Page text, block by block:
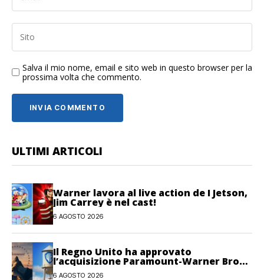
Salva il mio nome, email e sito web in questo browser per la
prossima volta che commento.
ULTIMI ARTICOLI
Warner lavora al live action de I Jetson,
Jim Carrey è nel cast!
6 AGOSTO 2026
Il Regno Unito ha approvato
l’acquisizione Paramount-Warner Bros
Discovery
6 AGOSTO 2026